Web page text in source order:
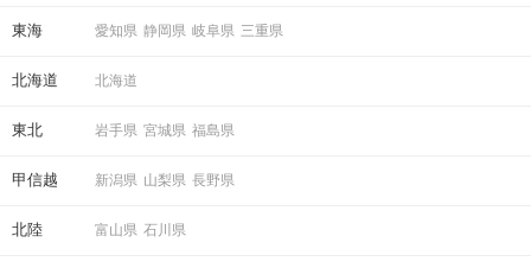
東海 愛知県 静岡県 岐阜県 三重県
北海道 北海道
東北 岩手県 宮城県 福島県
甲信越 新潟県 山梨県 長野県
北陸 富山県 石川県